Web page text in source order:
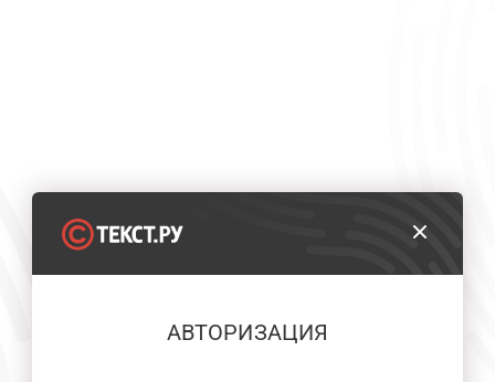
АВТОРИЗАЦИЯ